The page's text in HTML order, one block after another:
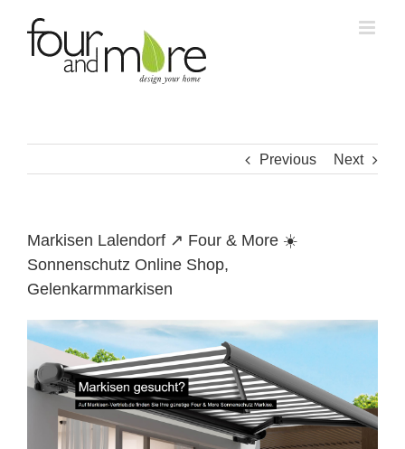
content
Previous Next
Markisen Lalendorf ↗️ Four & More ☀️
Sonnenschutz Online Shop,
Gelenkarmmarkisen